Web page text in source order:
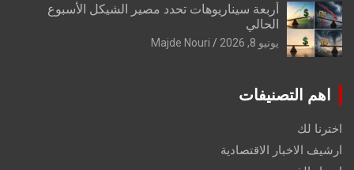
أربعة سيناريوهات تحدد مصير الشيكل الأسبوع
الحالي
يونيو 8, 2026 Majde Nouri
اهم التصنيفات
اخترنا لك
ارشيف الاخبار الاقتصادية